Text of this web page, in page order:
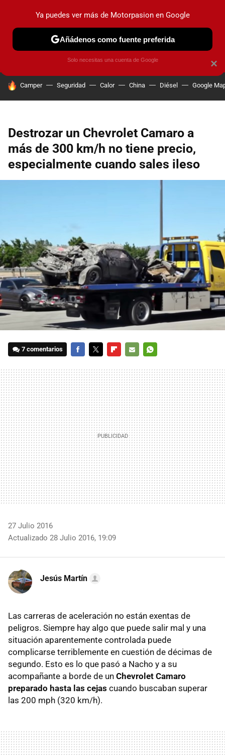
PRUEBAS COCHES ELÉCTRICOS OBSERVATORIO
HOY SE HABLA DE
Camper Seguridad Calor China Diésel Google
Destrozar un Chevrolet Camaro a
más de 300 km/h no tiene precio,
especialmente cuando sales ileso
7 comentarios
MAIL
27 Julio 2016
Actualizado 28 Julio 2016, 19:09
Jesús Martín
Las carreras de aceleración no están exentas de
peligros. Siempre hay algo que puede salir mal y una
situación aparentemente controlada puede
complicarse terriblemente en cuestión de décimas de
segundo. Esto es lo que pasó a Nacho y a su
acompañante a borde de un Chevrolet Camaro
preparado hasta las cejas cuando buscaban superar
las 200 mph (320 km/h).
×
Ya puedes ver más de Motorpasion en Google
Añádenos como fuente preferida
Solo necesitas una cuenta de Google